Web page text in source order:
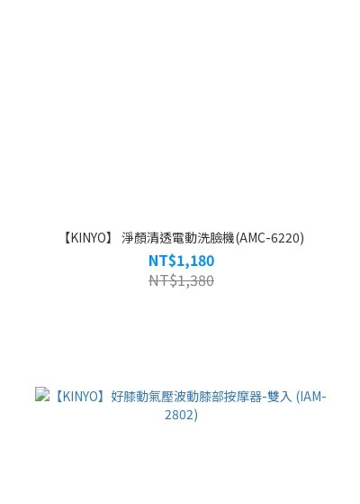
【KINYO】 淨顏清透電動洗臉機(AMC-6220)
NT$1,180
NT$1,380